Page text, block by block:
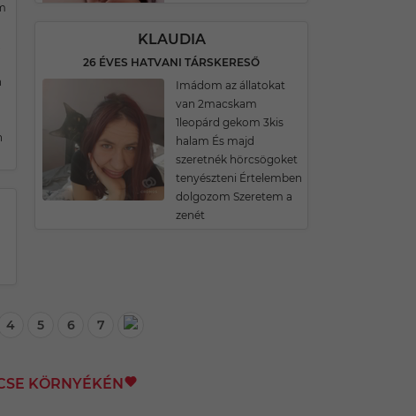
KLAUDIA
26 ÉVES HATVANI TÁRSKERESŐ
Imádom az állatokat
van 2macskam
1leopárd gekom 3kis
halam És majd
szeretnék hörcsögoket
tenyészteni Értelemben
dolgozom Szeretem a
zenét
4 5 6 7
KÖRNYÉKÉN